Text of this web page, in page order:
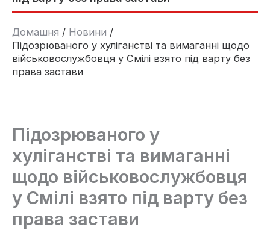
Домашня
Новини
Підозрюваного у хуліганстві та вимаганні щодо
військовослужбовця у Смілі взято під варту без
права застави
Підозрюваного у
хуліганстві та вимаганні
щодо військовослужбовця
у Смілі взято під варту без
права застави